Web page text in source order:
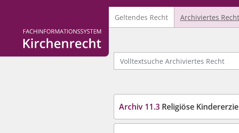
Logo Fachinformationssystem Kirchenrecht
Geltendes Recht Archiviertes Recht
Volltextsuche Archiviertes Recht
Archiv 11.3 Religiöse